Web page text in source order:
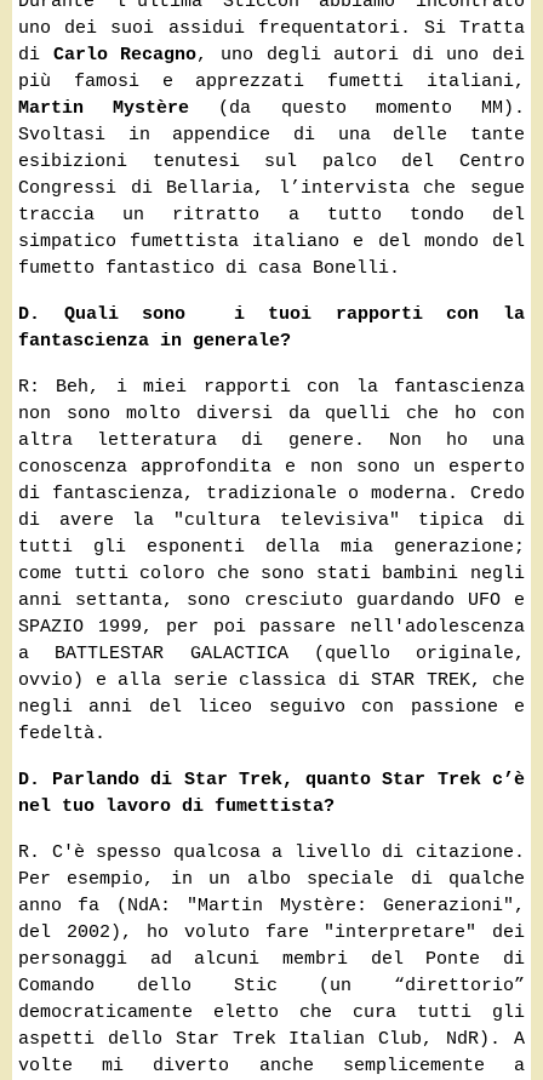
uno dei suoi assidui frequentatori. Si Tratta
di Carlo Recagno, uno degli autori di uno dei
più famosi e apprezzati fumetti italiani,
Martin Mystère (da questo momento MM).
Svoltasi in appendice di una delle tante
esibizioni tenutesi sul palco del Centro
Congressi di Bellaria, l’intervista che segue
traccia un ritratto a tutto tondo del
simpatico fumettista italiano e del mondo del
fumetto fantastico di casa Bonelli.
D. Quali sono i tuoi rapporti con la
fantascienza in generale?
R: Beh, i miei rapporti con la fantascienza
non sono molto diversi da quelli che ho con
altra letteratura di genere. Non ho una
conoscenza approfondita e non sono un esperto
di fantascienza, tradizionale o moderna. Credo
di avere la "cultura televisiva" tipica di
tutti gli esponenti della mia generazione;
come tutti coloro che sono stati bambini negli
anni settanta, sono cresciuto guardando UFO e
SPAZIO 1999, per poi passare nell'adolescenza
a BATTLESTAR GALACTICA (quello originale,
ovvio) e alla serie classica di STAR TREK, che
negli anni del liceo seguivo con passione e
fedeltà.
D. Parlando di Star Trek, quanto Star Trek c’è
nel tuo lavoro di fumettista?
R. C'è spesso qualcosa a livello di citazione.
Per esempio, in un albo speciale di qualche
anno fa (NdA: "Martin Mystère: Generazioni",
del 2002), ho voluto fare "interpretare" dei
personaggi ad alcuni membri del Ponte di
Comando dello Stic (un “direttorio”
democraticamente eletto che cura tutti gli
aspetti dello Star Trek Italian Club, NdR). A
volte mi diverto anche semplicemente a